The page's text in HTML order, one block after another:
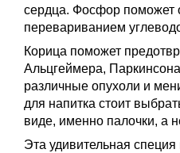
сердца. Фосфор поможет
перевариванием
Корица поможет
Альцгеймера,
различные опухоли и
для напитка стоит
виде, именно палочки, а
Эта удивительная